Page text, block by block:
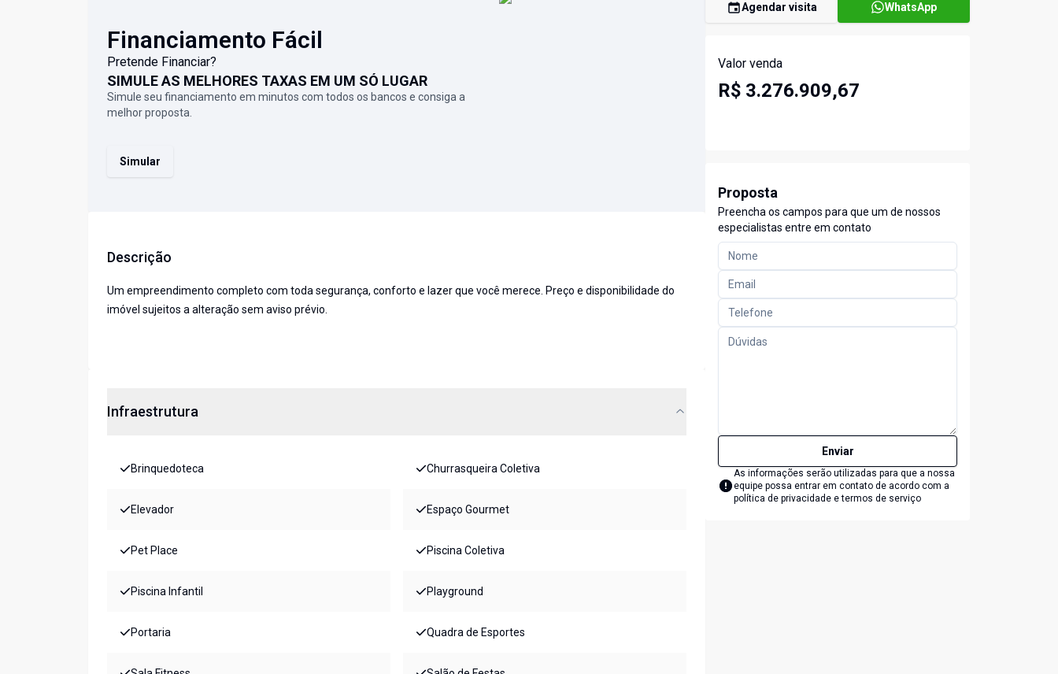
Financiamento Fácil
Pretende Financiar?
SIMULE AS MELHORES TAXAS EM UM SÓ LUGAR
Simule seu financiamento em minutos com todos os bancos e consiga a
melhor proposta.
Simular
Descrição
Um empreendimento completo com toda segurança, conforto e lazer que você merece. Preço e disponibilidade do
imóvel sujeitos a alteração sem aviso prévio.
Infraestrutura
Brinquedoteca Churrasqueira Coletiva
Elevador Espaço Gourmet
Pet Place Piscina Coletiva
Piscina Infantil Playground
Portaria Quadra de Esportes
Agendar visita WhatsApp
Valor venda
R$ 3.276.909,67
Proposta
Preencha os campos para que um de nossos
especialistas entre em contato
Enviar
As informações serão utilizadas para que a nossa
equipe possa entrar em contato de acordo com a
política de privacidade e termos de serviço